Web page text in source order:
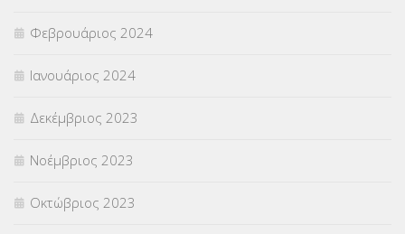
Φεβρουάριος 2024
Ιανουάριος 2024
Δεκέμβριος 2023
Νοέμβριος 2023
Οκτώβριος 2023